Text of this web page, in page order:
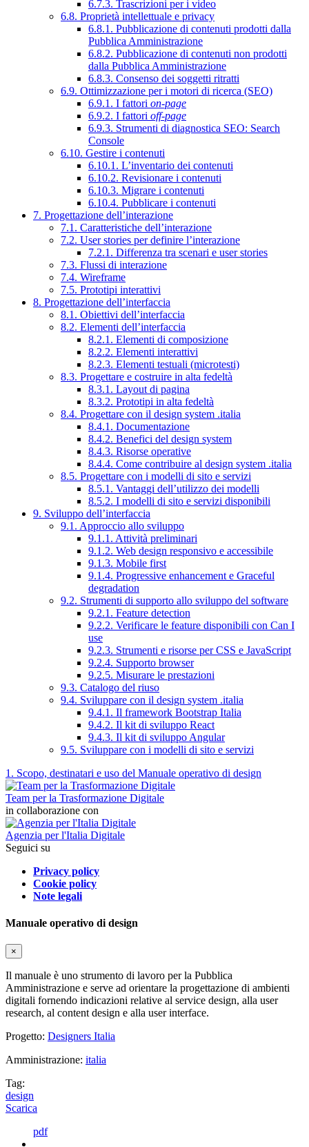
6.7.3. Trascrizioni per i video
6.8. Proprietà intellettuale e privacy
6.8.1. Pubblicazione di contenuti prodotti dalla
Pubblica Amministrazione
6.8.2. Pubblicazione di contenuti non prodotti
dalla Pubblica Amministrazione
6.8.3. Consenso dei soggetti ritratti
6.9. Ottimizzazione per i motori di ricerca (SEO)
6.9.1. I fattori on-page
6.9.2. I fattori off-page
6.9.3. Strumenti di diagnostica SEO: Search
Console
6.10. Gestire i contenuti
6.10.1. L’inventario dei contenuti
6.10.2. Revisionare i contenuti
6.10.3. Migrare i contenuti
6.10.4. Pubblicare i contenuti
7. Progettazione dell’interazione
7.1. Caratteristiche dell’interazione
7.2. User stories per definire l’interazione
7.2.1. Differenza tra scenari e user stories
7.3. Flussi di interazione
7.4. Wireframe
7.5. Prototipi interattivi
8. Progettazione dell’interfaccia
8.1. Obiettivi dell’interfaccia
8.2. Elementi dell’interfaccia
8.2.1. Elementi di composizione
8.2.2. Elementi interattivi
8.2.3. Elementi testuali (microtesti)
8.3. Progettare e costruire in alta fedeltà
8.3.1. Layout di pagina
8.3.2. Prototipi in alta fedeltà
8.4. Progettare con il design system .italia
8.4.1. Documentazione
8.4.2. Benefici del design system
8.4.3. Risorse operative
8.4.4. Come contribuire al design system .italia
8.5. Progettare con i modelli di sito e servizi
8.5.1. Vantaggi dell’utilizzo dei modelli
8.5.2. I modelli di sito e servizi disponibili
9. Sviluppo dell’interfaccia
9.1. Approccio allo sviluppo
9.1.1. Attività preliminari
9.1.2. Web design responsivo e accessibile
9.1.3. Mobile first
9.1.4. Progressive enhancement e Graceful
degradation
9.2. Strumenti di supporto allo sviluppo del software
9.2.1. Feature detection
9.2.2. Verificare le feature disponibili con Can I
use
9.2.3. Strumenti e risorse per CSS e JavaScript
9.2.4. Supporto browser
9.2.5. Misurare le prestazioni
9.3. Catalogo del riuso
9.4. Sviluppare con il design system .italia
9.4.1. Il framework Bootstrap Italia
9.4.2. Il kit di sviluppo React
9.4.3. Il kit di sviluppo Angular
9.5. Sviluppare con i modelli di sito e servizi
1. Scopo, destinatari e uso del Manuale operativo di design
Team per la Trasformazione Digitale
in collaborazione con
Agenzia per l'Italia Digitale
Seguici su
Privacy policy
Cookie policy
Note legali
Manuale operativo di design
×
Il manuale è uno strumento di lavoro per la Pubblica
Amministrazione e serve ad orientare la progettazione di ambienti
digitali fornendo indicazioni relative al service design, alla user
research, al content design e alla user interface.
Progetto: Designers Italia
Amministrazione: italia
Tag:
design
Scarica
pdf